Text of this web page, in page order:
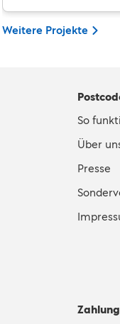
Weitere Projekte
So
Über
Presse